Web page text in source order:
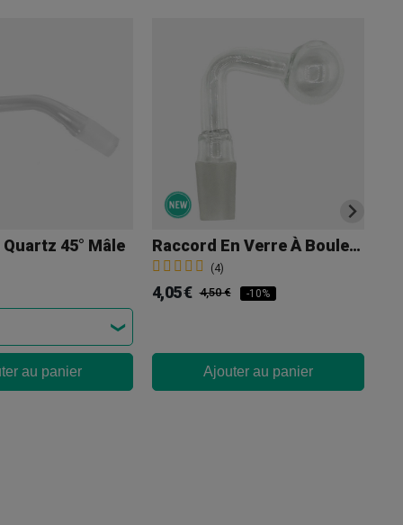
45° Mâle
au panier
Raccord En Verre À Boule Droite Mâle 18 Mm
(4)
4,05 € 4,50 € -10%
Ajouter au panier